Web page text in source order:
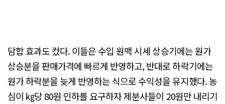
담합 효과도 컸다. 이들은 수입 원맥 시세 상승기에는 원가
상승분을 판매가격에 빠르게 반영하고, 반대로 하락기에는
원가 하락분을 늦게 반영하는 식으로 수익성을 유지했다. 농
심이 ㎏당 80원 인하를 요구하자 제분사들이 20원만 내리기